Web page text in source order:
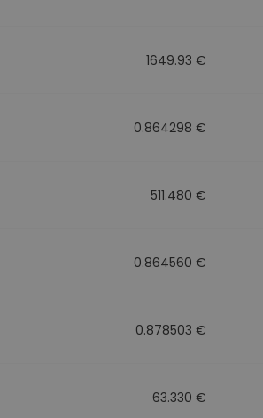
1649.93 €
0.864298 €
511.480 €
0.864560 €
0.878503 €
63.330 €